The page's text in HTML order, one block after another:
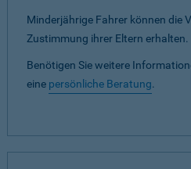
Minderjährige Fahrer können die
Zustimmung ihrer Eltern erhalten.
Benötigen Sie weitere
eine persönliche Beratung.